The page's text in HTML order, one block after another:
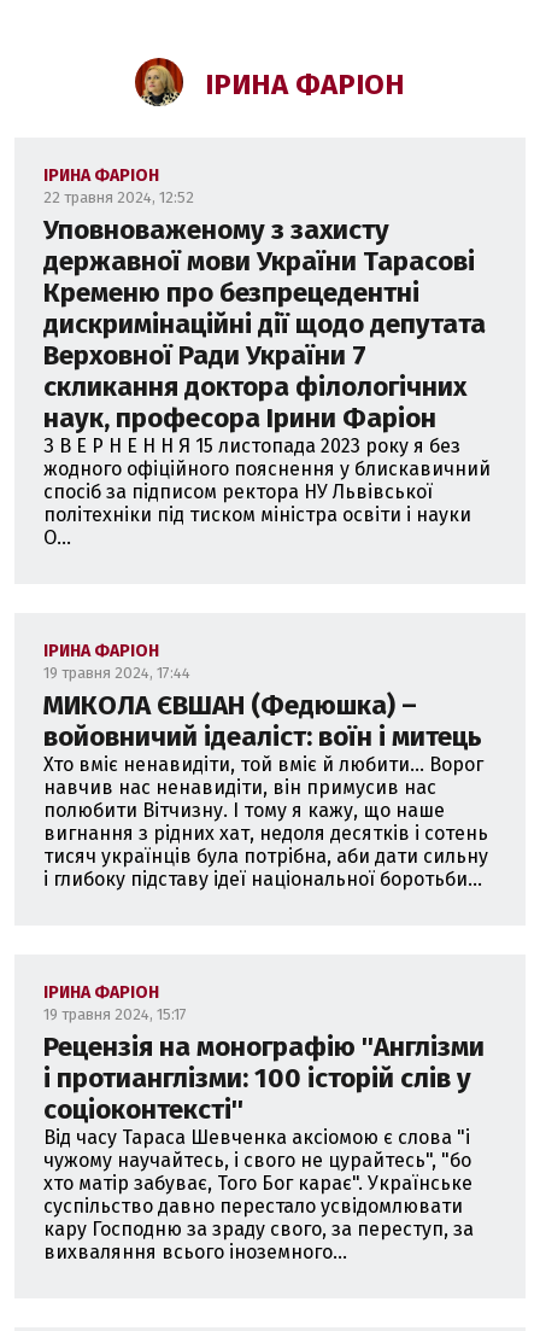
ІРИНА ФАРІОН
ІРИНА ФАРІОН
22 травня 2024, 12:52
Уповноваженому з захисту
державної мови України Тарасові
Кременю про безпрецедентні
дискримінаційні дії щодо депутата
Верховної Ради України 7
скликання доктора філологічних
наук, професора Ірини Фаріон
З В Е Р Н Е Н Н Я 15 листопада 2023 року я без
жодного офіційного пояснення у блискавичний
спосіб за підписом ректора НУ Львівської
політехніки під тиском міністра освіти і науки
О...
ІРИНА ФАРІОН
19 травня 2024, 17:44
МИКОЛА ЄВШАН (Федюшка) –
войовничий ідеаліст: воїн і митець
Хто вміє ненавидіти, той вміє й любити... Ворог
навчив нас ненавидіти, він примусив нас
полюбити Вітчизну. І тому я кажу, що наше
вигнання з рідних хат, недоля десятків і сотень
тисяч українців була потрібна, аби дати сильну
і глибоку підставу ідеї національної боротьби...
ІРИНА ФАРІОН
19 травня 2024, 15:17
Рецензія на монографію ''Англізми
і протианглізми: 100 історій слів у
соціоконтексті''
Від часу Тараса Шевченка аксіомою є слова "і
чужому научайтесь, і свого не цурайтесь", "бо
хто матір забуває, Того Бог карає". Українське
суспільство давно перестало усвідомлювати
кару Господню за зраду свого, за переступ, за
вихваляння всього іноземного...